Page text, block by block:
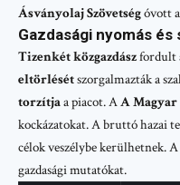
Ásványolaj Szövetségóvott
Gazdasági nyomás
Tizenkét közgazdászfordult
eltörlésétszorgalmazták a
torzítjaa piacot. AA
kockázatokat. A bruttó hazai
célok veszélybe kerülhetnek.
gazdasági mutatókat.